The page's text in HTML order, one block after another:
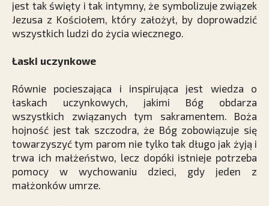
jest tak święty i tak intymny, że symbolizuje związek
Jezusa z Kościołem, który założył, by doprowadzić
wszystkich ludzi do życia wiecznego.
Łaski uczynkowe
Równie pocieszająca i inspirująca jest wiedza o
łaskach uczynkowych, jakimi Bóg obdarza
wszystkich związanych tym sakramentem. Boża
hojność jest tak szczodra, że Bóg zobowiązuje się
towarzyszyć tym parom nie tylko tak długo jak żyją i
trwa ich małżeństwo, lecz dopóki istnieje potrzeba
pomocy w wychowaniu dzieci, gdy jeden z
małżonków umrze.